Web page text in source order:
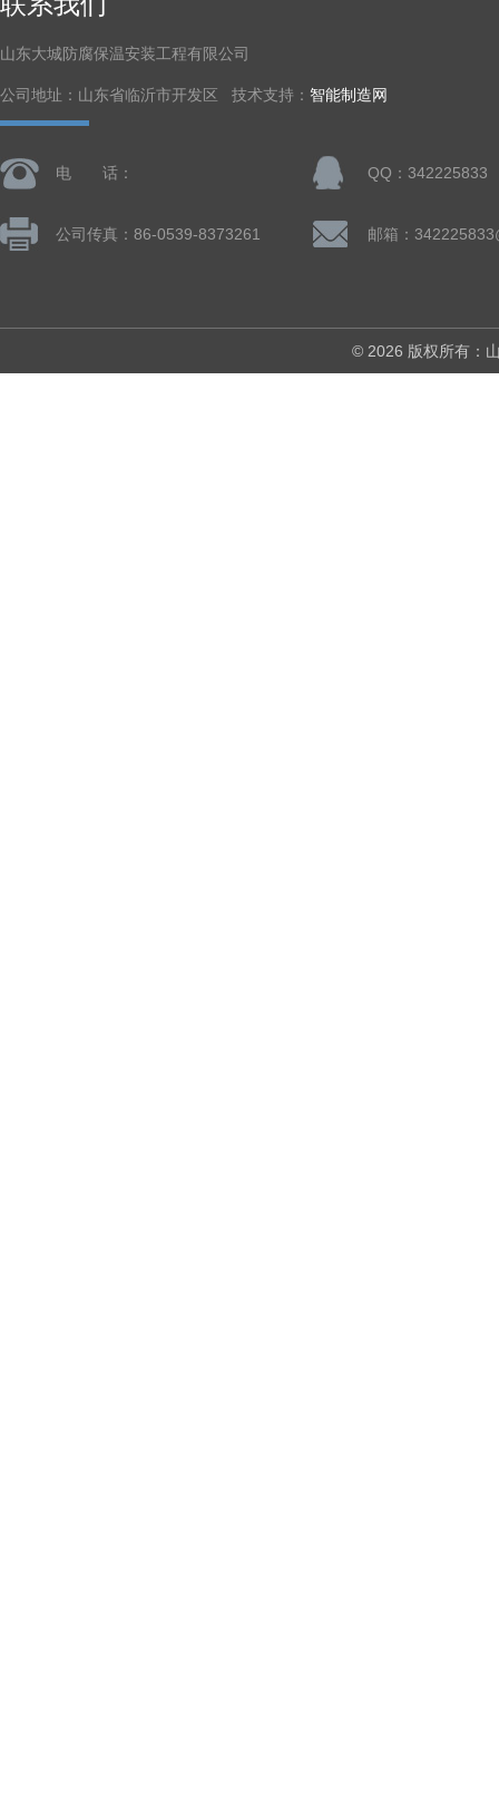
山东大城防腐保温安装工程有限公司
公司地址：山东省临沂市开发区 技术支持： 智能制造网
电 话： QQ：342225833
公司传真：86-0539-8373261 邮箱：
© 2026 版权所有：